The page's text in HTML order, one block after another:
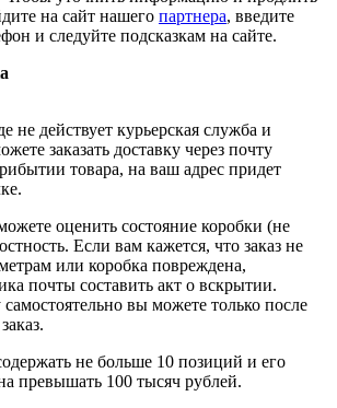
на сайт нашего партнера, введите
и следуйте подсказкам на сайте.
не действует курьерская служба и
заказать доставку через почту
товара, на ваш адрес придет
оценить состояние коробки (не
Если вам кажется, что заказ не
или коробка повреждена,
почты составить акт о вскрытии.
вы можете только после
не больше 10 позиций и его
превышать 100 тысяч рублей.